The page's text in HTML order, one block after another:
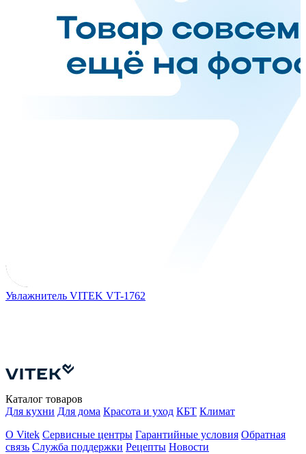
Увлажнитель VITEK VT-1762
Каталог товаров
Для кухни Для дома Красота и уход КБТ Климат
О Vitek Сервисные центры Гарантийные условия Обратная
связь Служба поддержки Рецепты Новости